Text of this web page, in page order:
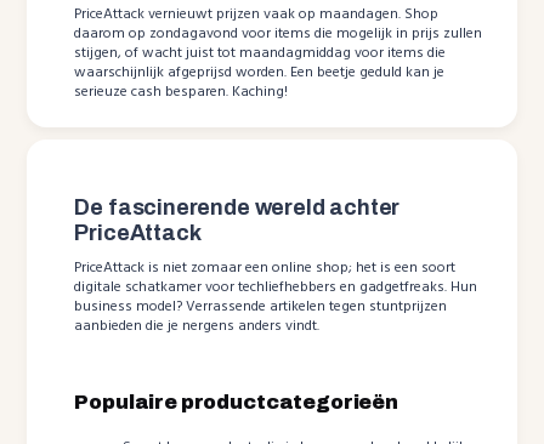
PriceAttack vernieuwt prijzen vaak op maandagen. Shop
daarom op zondagavond voor items die mogelijk in prijs zullen
stijgen, of wacht juist tot maandagmiddag voor items die
waarschijnlijk afgeprijsd worden. Een beetje geduld kan je
serieuze cash besparen. Kaching!
De fascinerende wereld achter
PriceAttack
PriceAttack is niet zomaar een online shop; het is een soort
digitale schatkamer voor techliefhebbers en gadgetfreaks. Hun
business model? Verrassende artikelen tegen stuntprijzen
aanbieden die je nergens anders vindt.
Populaire productcategorieën